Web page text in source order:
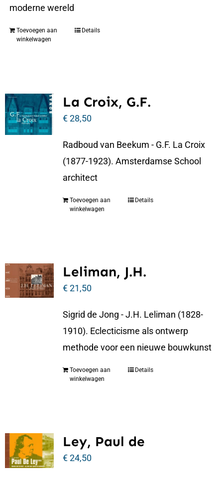
moderne wereld
Toevoegen aan
winkelwagen
Details
La Croix, G.F.
€28,50
Radboud van Beekum - G.F. La Croix
(1877-1923). Amsterdamse School
architect
Toevoegen aan
winkelwagen
Details
Leliman, J.H.
€21,50
Sigrid de Jong - J.H. Leliman (1828-
1910). Eclecticisme als ontwerp
methode voor een nieuwe bouwkunst
Toevoegen aan
winkelwagen
Details
Ley, Paul de
€24,50